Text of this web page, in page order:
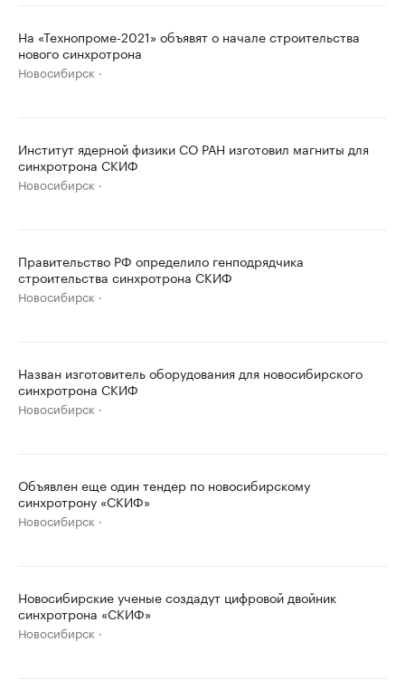
На «Технопроме-2021» объявят о начале строительства
нового синхротрона
Новосибирск
Институт ядерной физики СО РАН изготовил магниты для
синхротрона СКИФ
Новосибирск
Правительство РФ определило генподрядчика
строительства синхротрона СКИФ
Новосибирск
Назван изготовитель оборудования для новосибирского
синхротрона СКИФ
Новосибирск
Объявлен еще один тендер по новосибирскому
синхротрону «СКИФ»
Новосибирск
Новосибирские ученые создадут цифровой двойник
синхротрона «СКИФ»
Новосибирск